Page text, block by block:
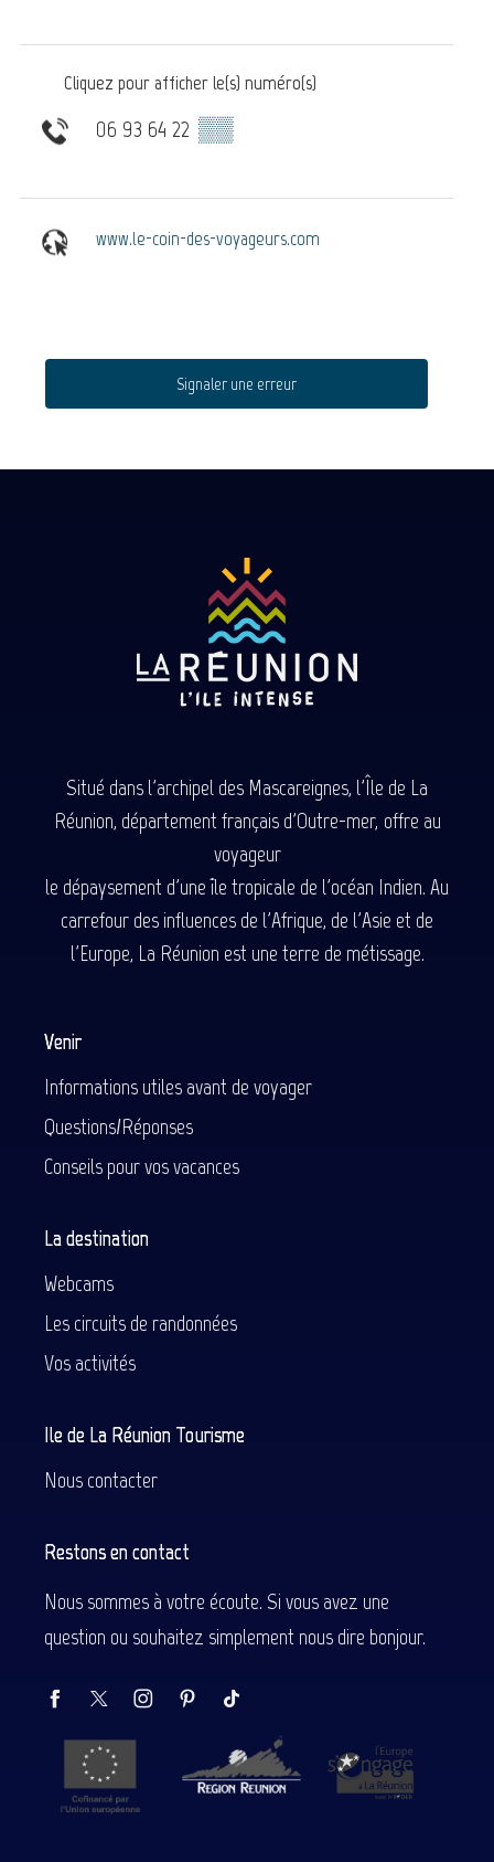
Cliquez pour afficher le(s) numéro(s)
06 93 64 22 ▒▒
www.le-coin-des-voyageurs.com
Signaler une erreur
Situé dans l'archipel des Mascareignes, l'Île de La
Réunion, département français d'Outre-mer, offre au
voyageur
le dépaysement d'une île tropicale de l'océan Indien. Au
carrefour des influences de l'Afrique, de l'Asie et de
l'Europe, La Réunion est une terre de métissage.
Venir
Informations utiles avant de voyager
Questions/Réponses
Conseils pour vos vacances
La destination
Webcams
Les circuits de randonnées
Vos activités
Ile de La Réunion Tourisme
Nous contacter
Restons en contact
Nous sommes à votre écoute. Si vous avez une
question ou souhaitez simplement nous dire bonjour.